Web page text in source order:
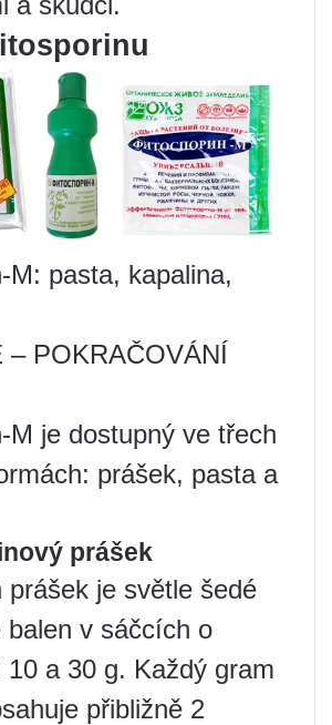
M: pasta, kapalina,
– POKRAČOVÁNÍ
M je dostupný ve třech
prášek, pasta a
prášek
prášek je světle šedé
balen v sáčcích o
10 a 30 g. Každý gram
přibližně 2